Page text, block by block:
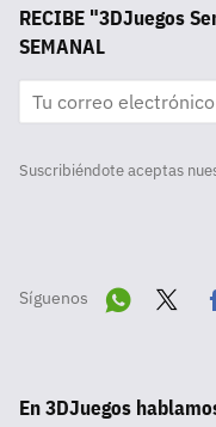
RECIBE "3DJuegos
SEMANAL
Suscribiéndote aceptas
Síguenos
pp
En 3DJuegos